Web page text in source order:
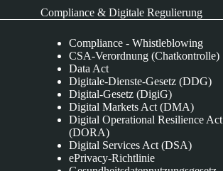
Compliance & Digitale Regulierung
Compliance - Whistleblowing
CSA-Verordnung (Chatkontrolle)
Data Act
Digitale-Dienste-Gesetz (DDG)
Digital-Gesetz (DigiG)
Digital Markets Act (DMA)
Digital Operational Resilience Act
(DORA)
Digital Services Act (DSA)
ePrivacy-Richtlinie